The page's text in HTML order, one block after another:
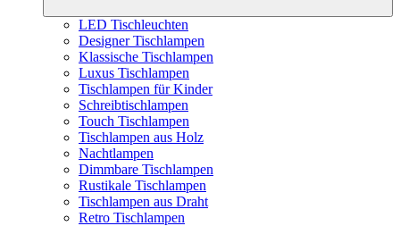
LED Tischleuchten
Designer Tischlampen
Klassische Tischlampen
Luxus Tischlampen
Tischlampen für Kinder
Schreibtischlampen
Touch Tischlampen
Tischlampen aus Holz
Nachtlampen
Dimmbare Tischlampen
Rustikale Tischlampen
Tischlampen aus Draht
Retro Tischlampen